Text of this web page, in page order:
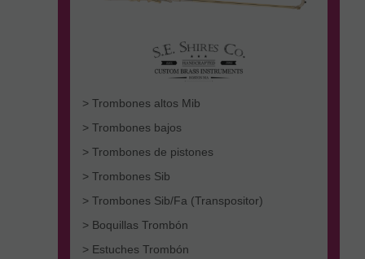
> Trombones altos Mib
> Trombones bajos
> Trombones de pistones
> Trombones Sib
> Trombones Sib/Fa (Transpositor)
> Boquillas Trombón
> Estuches Trombón